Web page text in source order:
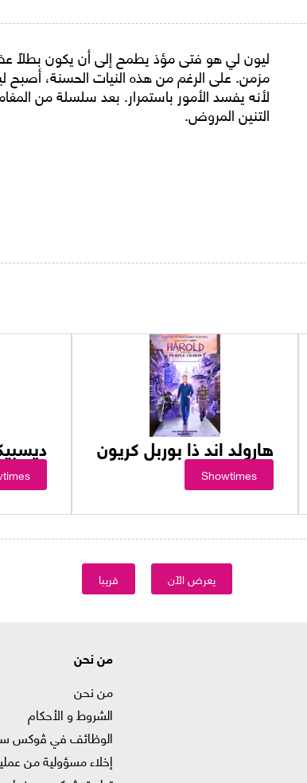
ليون لي هو فتى مؤذ يطمح إلى أن يكون بطلاً
مزمن. على الرغم من هذه النيات الحسنة، أصبح
لأنه يفسد الأمور باستمرار. بعد سلسلة من
التنين المروض.
هارولد اند ذا بوربل كريون
Showtimes
يعرض الآن قريبا
من نحن
من نحن
الشروط و الأحكام
الوظائف في ﭬوكس
إخلاء مسؤولية من